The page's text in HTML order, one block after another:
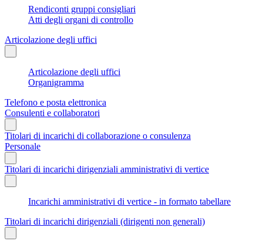
Rendiconti gruppi consigliari
Atti degli organi di controllo
Articolazione degli uffici
Articolazione degli uffici
Organigramma
Telefono e posta elettronica
Consulenti e collaboratori
Titolari di incarichi di collaborazione o consulenza
Personale
Titolari di incarichi dirigenziali amministrativi di vertice
Incarichi amministrativi di vertice - in formato tabellare
Titolari di incarichi dirigenziali (dirigenti non generali)